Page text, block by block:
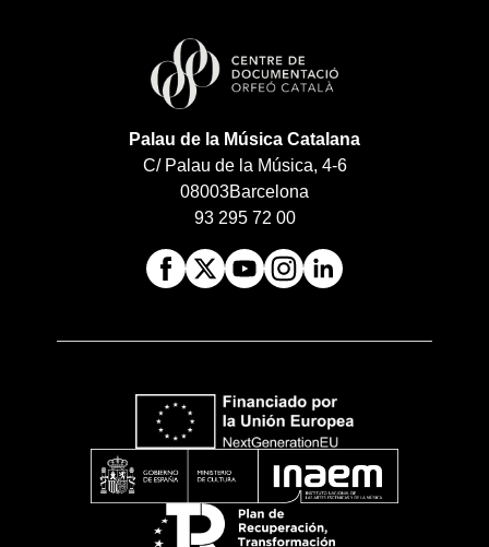
Palau de la Música Catalana
C/ Palau de la Música, 4-6
08003Barcelona
93 295 72 00